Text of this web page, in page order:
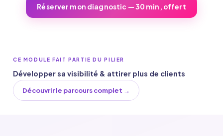
Réserver mon diagnostic — 30 min, offert
CE MODULE FAIT PARTIE DU PILIER
Développer sa visibilité & attirer plus de clients
Découvrir le parcours complet →